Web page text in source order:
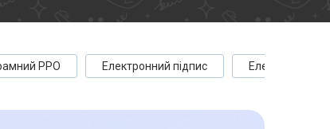
РРО Електронний підпис Електронні